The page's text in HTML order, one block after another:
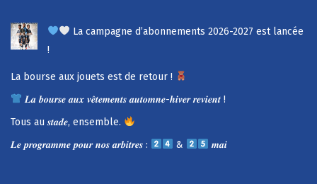
La campagne d’abonnements 2026-2027 est lancée
!
La bourse aux jouets est de retour !
𝑳𝒂 𝒃𝒐𝒖𝒓𝒔𝒆 𝒂𝒖𝒙 𝒗𝒆̂𝒕𝒆𝒎𝒆𝒏𝒕𝒔 𝒂𝒖𝒕𝒐𝒎𝒏𝒆-𝒉𝒊𝒗𝒆𝒓 𝒓𝒆𝒗𝒊𝒆𝒏𝒕 !
Tous au 𝒔𝒕𝒂𝒅𝒆, ensemble.
𝑳𝒆 𝒑𝒓𝒐𝒈𝒓𝒂𝒎𝒎𝒆 𝒑𝒐𝒖𝒓 𝒏𝒐𝒔 𝒂𝒓𝒃𝒊𝒕𝒓𝒆𝒔 :
& 𝒎𝒂𝒊